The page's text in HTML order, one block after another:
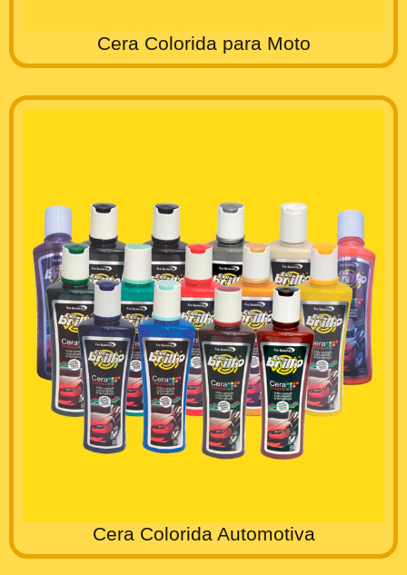
Cera Colorida para Moto
Cera Colorida Automotiva